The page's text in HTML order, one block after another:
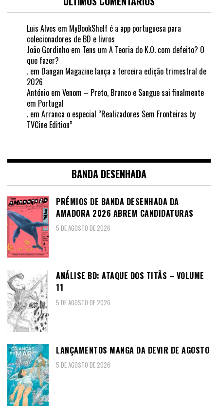
Luis Alves em MyBookShelf é a app portuguesa para
colecionadores de BD e livros
João Gordinho em Tens um A Teoria do K.O. com defeito? O
que fazer?
. em Dangan Magazine lança a terceira edição trimestral de
2026
António em Venom – Preto, Branco e Sangue sai finalmente
em Portugal
. em Arranca o especial “Realizadores Sem Fronteiras by
TVCine Edition”
BANDA DESENHADA
PRÉMIOS DE BANDA DESENHADA DA
AMADORA 2026 ABREM CANDIDATURAS
5 DE AGOSTO DE 2026
ANÁLISE BD: ATAQUE DOS TITÃS – VOLUME
11
5 DE AGOSTO DE 2026
LANÇAMENTOS MANGA DA DEVIR DE AGOSTO
5 DE AGOSTO DE 2026